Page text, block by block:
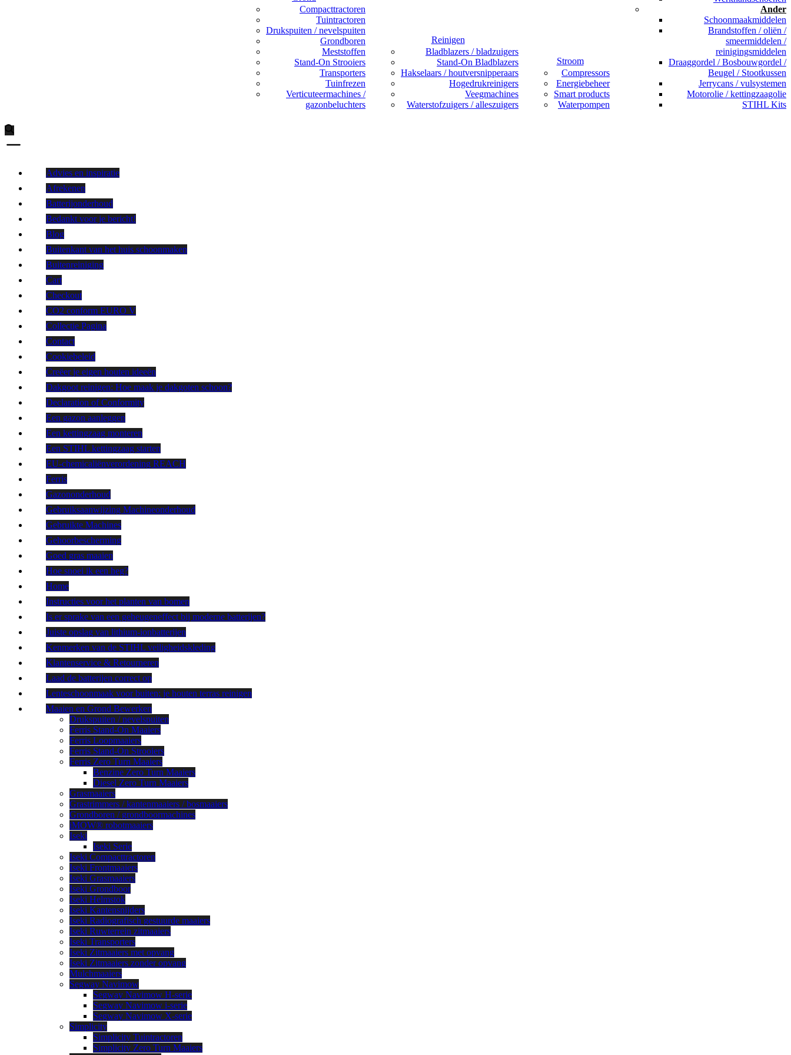
Compacttractoren
Tuintractoren
Drukspuiten / nevelspuiten
Grondboren
Meststoffen
Stand-On Strooiers
Transporters
Tuinfrezen
Verticuteermachines /
gazonbeluchters
Reinigen
Bladblazers / bladzuigers
Stand-On Bladblazers
Hakselaars / houtversnipperaars
Hogedrukreinigers
Veegmachines
Waterstofzuigers / alleszuigers
Stroom
Compressors
Energiebeheer
Smart products
Waterpompen
Ander
Schoonmaakmiddelen
Brandstoffen / oliën /
smeermiddelen /
reinigingsmiddelen
Draaggordel / Bosbouwgordel /
Beugel / Stootkussen
Jerrycans / vulsystemen
Motorolie / kettingzaagolie
STIHL Kits
Advies en inspiratie
Afrekenen
Batterijonderhoud
Bedankt voor je bericht!
Blog
Buitenkant van het huis schoonmaken
Buitenreiniging
Cart
Checkout
CO2 conform EURO V
Collectie Pagina
Contact
Cookiebeleid
Creëer je eigen houten ideeën
Dakgoot reinigen: Hoe maak je dakgoten schoon?
Declaration of Conformity
Een gazon aanleggen
Een kettingzaag monteren
Een STIHL kettingzaag starten
EU-chemicaliënverordening REACH
Ferris
Gazononderhoud
Gebruiksaanwijzing Machineonderhoud
Gebruikte Machines
Gehoorbescherming
Goed gras maaien
Hoe snoei ik een heg?
Home
Instructies voor het planten van bomen
Is er sprake van een geheugeneffect bij moderne batterijen?
Juiste opslag van lithium-ionbatterijen
Kenmerken van de STIHL veiligheidskleding
Klantenservice & Retourneren
Laad de batterijen correct op
Lenteschoonmaak voor buiten: je houten terras reinigen
Maaien en Grond Bewerken
Drukspuiten / nevelspuiten
Ferris Stand-On Maaiers
Ferris Loopmaaiers
Ferris Stand-On Strooiers
Ferris Zero Turn Maaiers
Benzine Zero Turn Maaiers
Diesel Zero Turn Maaiers
Grasmaaiers
Grastrimmers / kantenmaaiers / bosmaaiers
Grondboren / grondboormachines
iMOW® robotmaaiers
Iseki
Iseki Serie
Iseki Compacttractoren
Iseki Frontmaaiers
Iseki Grasmaaiers
Iseki Grondboor
Iseki Helmstok
Iseki Kantensnijders
Iseki Radiografisch gestuurde maaiers
Iseki Ruwterrein zitmaaiers
Iseki Transporters
Iseki Zitmaaiers met opvang
Iseki Zitmaaiers zonder opvang
Mulchmaaiers
Segway Navimow
Segway Navimow H-serie
Segway Navimow i-serie
Segway Navimow X-serie
Simplicity
Simplicity Tuintractoren
Simplicity Zero Turn Maaiers